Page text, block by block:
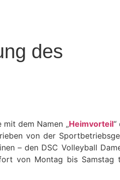
des
mit dem Namen „Heimvorteil“
von der
– den DSC Volleyball
von Montag bis